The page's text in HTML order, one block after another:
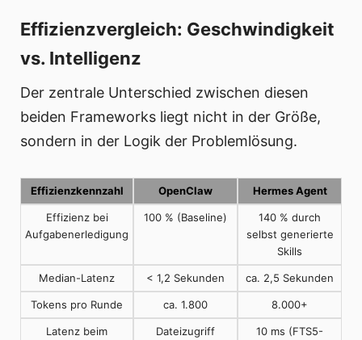
Effizienzvergleich: Geschwindigkeit
vs. Intelligenz
Der zentrale Unterschied zwischen diesen
beiden Frameworks liegt nicht in der Größe,
sondern in der Logik der Problemlösung.
Effizienzkennzahl OpenClaw Hermes Agent
Effizienz bei
Aufgabenerledigung
100 % (Baseline)
140 % durch
selbst generierte
Skills
Median-Latenz < 1,2 Sekunden ca. 2,5 Sekunden
Tokens pro Runde ca. 1.800 8.000+
Latenz beim
Dateizugriff
10 ms (FTS5-